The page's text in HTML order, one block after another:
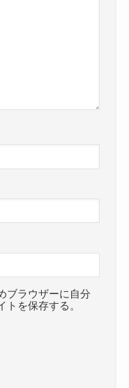
ブラウザーに自分
トを保存する。